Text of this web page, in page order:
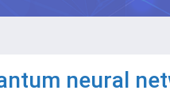
neural